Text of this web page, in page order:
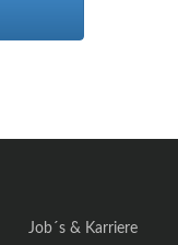
Job´s & Karriere